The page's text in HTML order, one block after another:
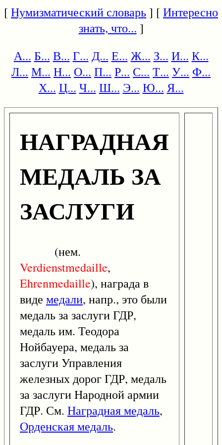
[Нумизматический словарь] [Интересно
знать, что... ]
А... Б... В... Г... Д... Е... Ж... З... И... К...
Л... М... Н... О... П... Р... С... Т... У... Ф...
Х... Ц... Ч... Ш... Э... Ю... Я...
НАГРАДНАЯ
МЕДАЛЬ ЗА
ЗАСЛУГИ
(нем.
Verdienstmedaille,
Ehrenmedaille), награда в
виде медали, напр., это были
медаль за заслуги ГДР,
медаль им. Теодора
Нойбауера, медаль за
заслуги Управления
железных дорог ГДР, медаль
за заслуги Народной армии
ГДР. См. Наградная медаль,
Орденская медаль.